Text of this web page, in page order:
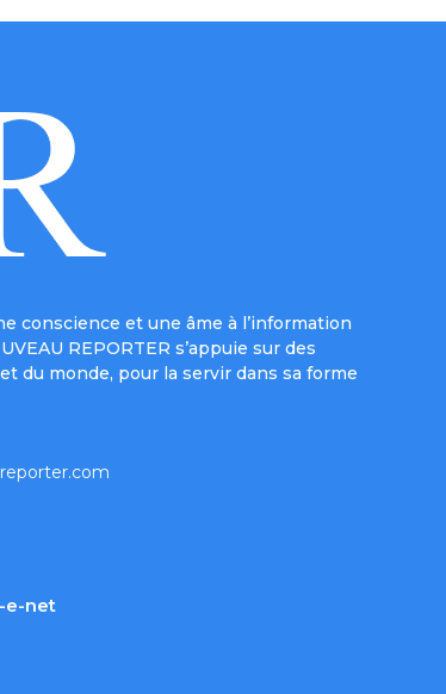
conscience et une âme à l’information
REPORTER s’appuie sur des
du monde, pour la servir dans sa forme
e-net